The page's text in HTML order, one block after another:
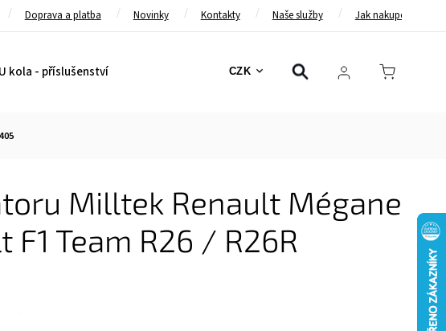
Doprava a platba Novinky Kontakty Naše služby Jak nakupovat
CZK
kola - příslušenství Bezpečnostní pásy Bezpečnostní rámy
Milltek Renault Mégane
Team R26 / R26R